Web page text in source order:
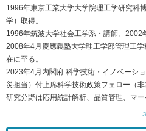
1996年東京工業大学大学院理工学研究科
学）取得。
1996年筑波大学社会工学系・講師。2002
2008年4月慶應義塾大学理工学部管理工
在に至る。
2023年4月内閣府 科学技術・イノベーシ
災担当）付上席科学技術政策フェロー（非
研究分野は応用統計解析、品質管理、マー